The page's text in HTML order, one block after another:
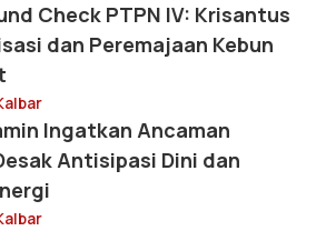
Check PTPN IV: Krisantus
dan Peremajaan Kebun
Ingatkan Ancaman
Antisipasi Dini dan